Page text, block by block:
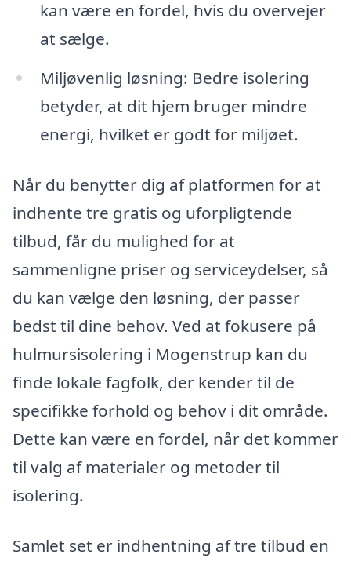
kan være en fordel, hvis du overvejer
at sælge.
Miljøvenlig løsning: Bedre isolering
betyder, at dit hjem bruger mindre
energi, hvilket er godt for miljøet.
Når du benytter dig af platformen for at
indhente tre gratis og uforpligtende
tilbud, får du mulighed for at
sammenligne priser og serviceydelser, så
du kan vælge den løsning, der passer
bedst til dine behov. Ved at fokusere på
hulmursisolering i Mogenstrup kan du
finde lokale fagfolk, der kender til de
specifikke forhold og behov i dit område.
Dette kan være en fordel, når det kommer
til valg af materialer og metoder til
isolering.
Samlet set er indhentning af tre tilbud en